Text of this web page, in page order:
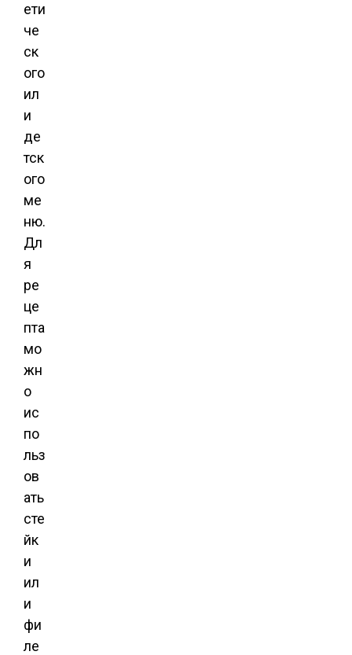
ети
че
ск
ого
ил
и
де
тск
ого
ме
ню.
Дл
я
ре
це
пта
мо
жн
о
ис
по
льз
ов
ать
сте
йк
и
ил
и
фи
ле